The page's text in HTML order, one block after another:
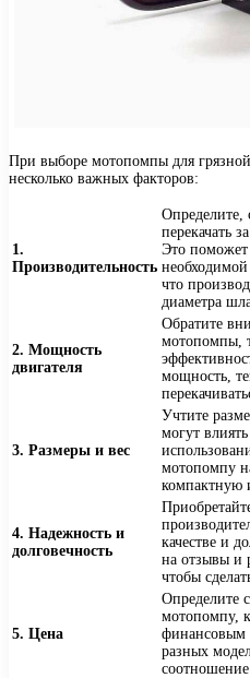
При выборе мотопомпы для
несколько важных факторов:
1.
Производительность
Определите,
перекачать
Это
что
диаметра
2. Мощность
двигателя
Обратите
мотопомпы,
мощность,
3. Размеры и вес
Учтите
могут
мотопомпу
компактную
4. Надежность и
долговечность
качестве и
на отзывы и
чтобы
5. Цена
Определите
мотопомпу,
финансовым
разных
соотношение